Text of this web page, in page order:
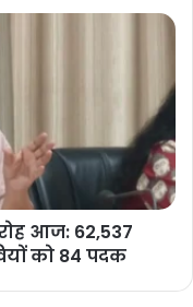
आज: 62,537
को 84 पदक